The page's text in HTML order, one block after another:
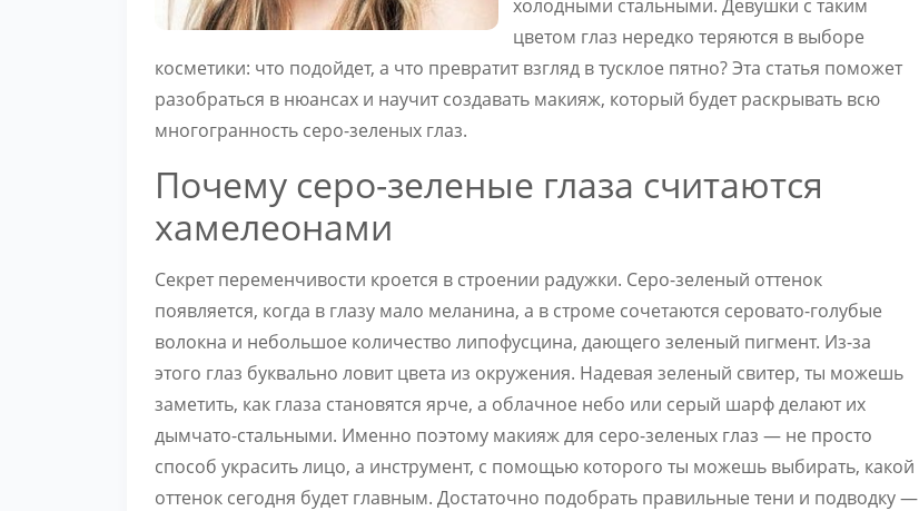
холодными стальными. Девушки с таким
цветом глаз нередко теряются в выборе
косметики: что подойдет, а что превратит взгляд в тусклое пятно? Эта статья поможет
разобраться в нюансах и научит создавать макияж, который будет раскрывать всю
многогранность серо-зеленых глаз.
Почему серо-зеленые глаза считаются
хамелеонами
Секрет переменчивости кроется в строении радужки. Серо-зеленый оттенок
появляется, когда в глазу мало меланина, а в строме сочетаются серовато-голубые
волокна и небольшое количество липофусцина, дающего зеленый пигмент. Из-за
этого глаз буквально ловит цвета из окружения. Надевая зеленый свитер, ты можешь
заметить, как глаза становятся ярче, а облачное небо или серый шарф делают их
дымчато-стальными. Именно поэтому макияж для серо-зеленых глаз — не просто
способ украсить лицо, а инструмент, с помощью которого ты можешь выбирать, какой
оттенок сегодня будет главным. Достаточно подобрать правильные тени и подводку —